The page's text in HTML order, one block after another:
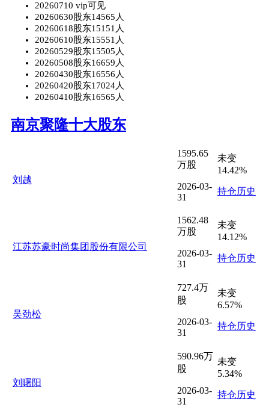
20260710 vip可见
20260630股东14565人
20260618股东15151人
20260610股东15551人
20260529股东15505人
20260508股东16659人
20260430股东16556人
20260420股东17024人
20260410股东16565人
南京聚隆十大股东
刘越
1595.65
万股
2026-03-
31
未变
14.42%
持仓历史
江苏苏豪时尚集团股份有限公司
1562.48
万股
2026-03-
31
未变
14.12%
持仓历史
吴劲松
727.4万
股
2026-03-
31
未变
6.57%
持仓历史
刘曙阳
590.96万
股
2026-03-
31
未变
5.34%
持仓历史